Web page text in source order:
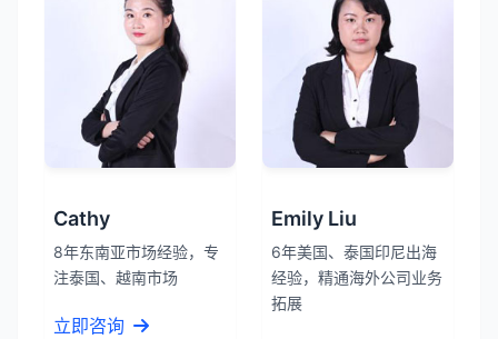
Cathy
8年东南亚市场经验，专
注泰国、越南市场
立即咨询
Emily Liu
6年美国、泰国印尼出海
经验，精通海外公司业务
拓展